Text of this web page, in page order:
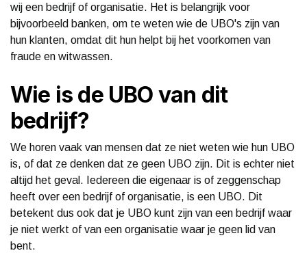
wij een bedrijf of organisatie. Het is belangrijk voor
bijvoorbeeld banken, om te weten wie de UBO's zijn van
hun klanten, omdat dit hun helpt bij het voorkomen van
fraude en witwassen.
Wie is de UBO van dit
bedrijf?
We horen vaak van mensen dat ze niet weten wie hun UBO
is, of dat ze denken dat ze geen UBO zijn. Dit is echter niet
altijd het geval. Iedereen die eigenaar is of zeggenschap
heeft over een bedrijf of organisatie, is een UBO. Dit
betekent dus ook dat je UBO kunt zijn van een bedrijf waar
je niet werkt of van een organisatie waar je geen lid van
bent.